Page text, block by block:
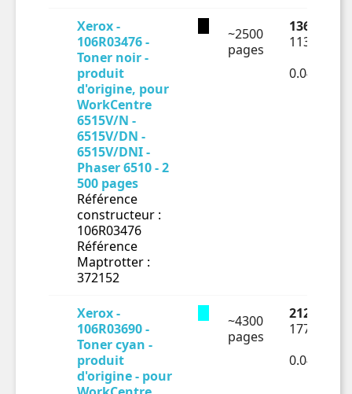
Xerox -
106R03476 -
Toner noir -
produit
d'origine, pour
WorkCentre
6515V/N -
6515V/DN -
6515V/DNI -
Phaser 6510 - 2
500 pages
Référence
constructeur :
106R03476
Référence
Maptrotter :
372152
~2500
pages
136.61 €
113.84 €
0.04554€
Xerox -
106R03690 -
Toner cyan -
produit
d'origine - pour
~4300
pages
212.83 €
177.36 €
0.04125€